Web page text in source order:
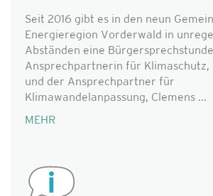
Seit 2016 gibt es in den neun
Energieregion Vorderwald in
Abständen eine
Ansprechpartnerin für Klimaschutz,
und der Ansprechpartner für
Klimawandelanpassung, Clemens ...
MEHR